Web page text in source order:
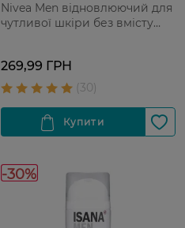
Nivea Men відновлюючий для
чутливої шкіри без вмісту
269,99 ГРН
-30%